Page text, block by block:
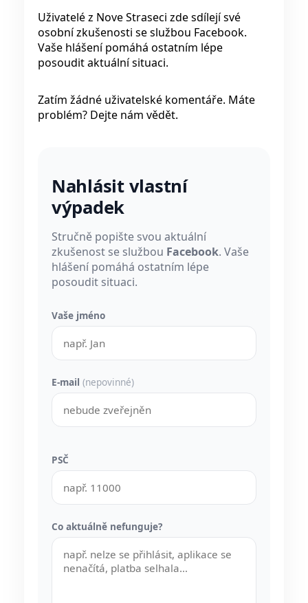
Uživatelé z Nove Straseci zde sdílejí své
osobní zkušenosti se službou Facebook.
Vaše hlášení pomáhá ostatním lépe
posoudit aktuální situaci.
Zatím žádné uživatelské komentáře. Máte
problém? Dejte nám vědět.
Nahlásit vlastní
výpadek
Stručně popište svou aktuální
zkušenost se službou Facebook. Vaše
hlášení pomáhá ostatním lépe
posoudit situaci.
Vaše jméno
E-mail (nepovinné)
PSČ
Co aktuálně nefunguje?